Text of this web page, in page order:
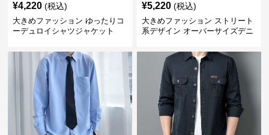
¥4,220 (税込)
大きめファッション ゆったりコ
ーデュロイシャツジャケット
¥5,220 (税込)
大きめファッション ストリート
系デザイン オーバーサイズデニ